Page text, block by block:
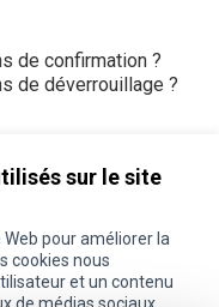
sur le site
pour améliorer la
cookies nous
et un contenu
de confirmation ?
de déverrouillage ?